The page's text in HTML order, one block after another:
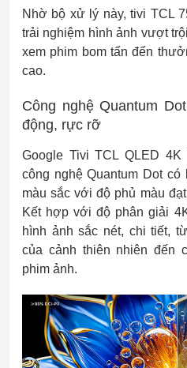
Nhờ bộ xử lý này, tivi TCL
trải nghiệm hình ảnh vượt
xem phim bom tấn đến
cao.
Công nghệ Quantum
động, rực rỡ
Google Tivi TCL QLED
công nghệ Quantum Dot
màu sắc với độ phủ màu
Kết hợp với độ phân giải
hình ảnh sắc nét, chi tiết,
của cảnh thiên nhiên đến
phim ảnh.